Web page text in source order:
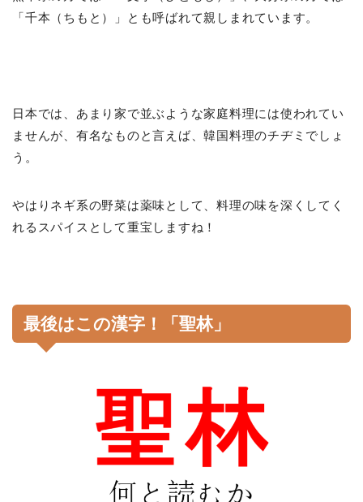
「千本（ちもと）」とも呼ばれて親しまれています。
日本では、あまり家で並ぶような家庭料理には使われてい
ませんが、有名なものと言えば、韓国料理のチヂミでしょ
う。
やはりネギ系の野菜は薬味として、料理の味を深くしてく
れるスパイスとして重宝しますね！
最後はこの漢字！「聖林」